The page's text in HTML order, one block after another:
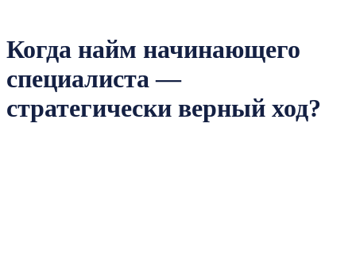
Когда найм начинающего
специалиста —
стратегически верный ход?